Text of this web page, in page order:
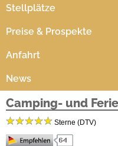
Stellplätze
Preise & Prospekte
Anfahrt
News
Camping- und
Sterne (DTV)